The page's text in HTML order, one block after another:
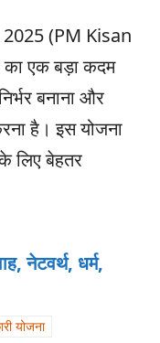
2025 (PM Kisan
एक बड़ा कदम
बनाना और
है। इस योजना
लिए बेहतर
नेटवर्थ, धर्म,
योजना